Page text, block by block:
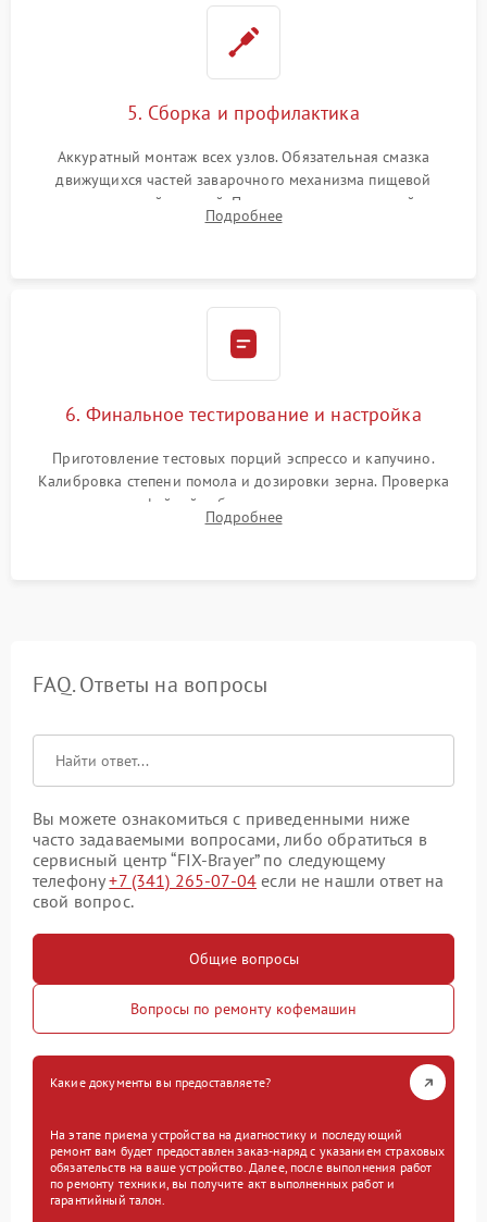
5. Сборка и профилактика
Аккуратный монтаж всех узлов. Обязательная смазка
движущихся частей заварочного механизма пищевой
силиконовой смазкой. Проведение программной
декальцинации и очистки системы от кофейных масел.
Подробнее
6. Финальное тестирование и настройка
Приготовление тестовых порций эспрессо и капучино.
Калибровка степени помола и дозировки зерна. Проверка
плотности кофейной таблетки, температуры напитка и
качества молочной пены. Контроль отсутствия посторонних
Подробнее
FAQ. Ответы на вопросы
Вы можете ознакомиться с приведенными ниже
часто задаваемыми вопросами, либо обратиться в
сервисный центр “FIX-Brayer” по следующему
телефону+7 (341) 265-07-04 если не нашли ответ на
свой вопрос.
Общие вопросы
Вопросы по ремонту кофемашин
Какие документы вы предоставляете?
На этапе приема устройства на диагностику и последующий
ремонт вам будет предоставлен заказ-наряд с указанием страховых
обязательств на ваше устройство. Далее, после выполнения работ
по ремонту техники, вы получите акт выполненных работ и
гарантийный талон.